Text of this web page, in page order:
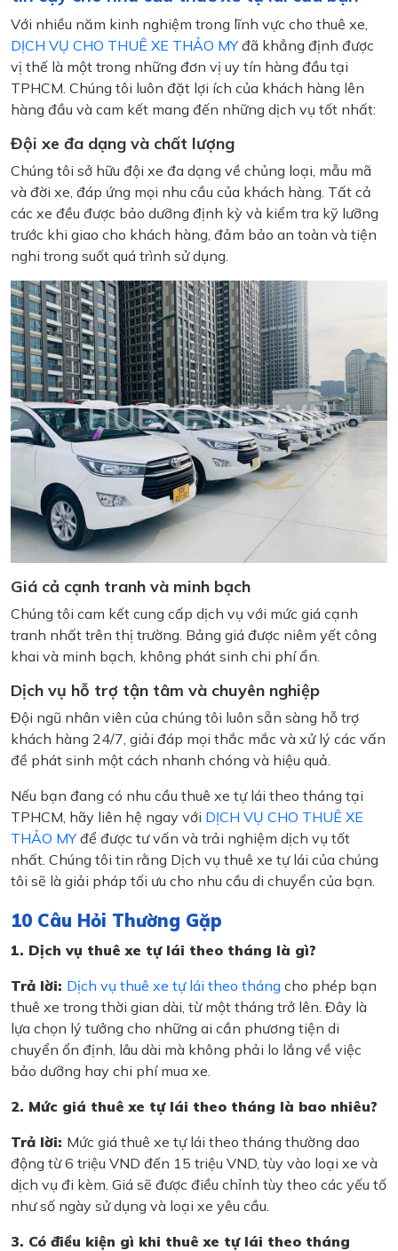
Với nhiều năm kinh nghiệm trong lĩnh vực cho thuê xe,
DỊCH VỤ CHO THUÊ XE THẢO MYđã khẳng định được
vị thế là một trong những đơn vị uy tín hàng đầu tại
TPHCM. Chúng tôi luôn đặt lợi ích của khách hàng lên
hàng đầu và cam kết mang đến những dịch vụ tốt nhất:
Đội xe đa dạng và chất lượng
Chúng tôi sở hữu đội xe đa dạng về chủng loại, mẫu mã
và đời xe, đáp ứng mọi nhu cầu của khách hàng. Tất cả
các xe đều được bảo dưỡng định kỳ và kiểm tra kỹ lưỡng
trước khi giao cho khách hàng, đảm bảo an toàn và tiện
nghi trong suốt quá trình sử dụng.
Giá cả cạnh tranh và minh bạch
Chúng tôi cam kết cung cấp dịch vụ với mức giá cạnh
tranh nhất trên thị trường. Bảng giá được niêm yết công
khai và minh bạch, không phát sinh chi phí ẩn.
Dịch vụ hỗ trợ tận tâm và chuyên nghiệp
Đội ngũ nhân viên của chúng tôi luôn sẵn sàng hỗ trợ
khách hàng 24/7, giải đáp mọi thắc mắc và xử lý các vấn
đề phát sinh một cách nhanh chóng và hiệu quả.
Nếu bạn đang có nhu cầu thuê xe tự lái theo tháng tại
TPHCM, hãy liên hệ ngay với DỊCH VỤ CHO THUÊ XE
THẢO MYđể được tư vấn và trải nghiệm dịch vụ tốt
nhất. Chúng tôi tin rằng Dịch vụ thuê xe tự lái của chúng
tôi sẽ là giải pháp tối ưu cho nhu cầu di chuyển của bạn.
10 Câu Hỏi Thường Gặp
1. Dịch vụ thuê xe tự lái theo tháng là gì?
Trả lời: Dịch vụ thuê xe tự lái theo tháng cho phép bạn
thuê xe trong thời gian dài, từ một tháng trở lên. Đây là
lựa chọn lý tưởng cho những ai cần phương tiện di
chuyển ổn định, lâu dài mà không phải lo lắng về việc
bảo dưỡng hay chi phí mua xe.
2. Mức giá thuê xe tự lái theo tháng là bao nhiêu?
Trả lời: Mức giá thuê xe tự lái theo tháng thường dao
động từ 6 triệu VND đến 15 triệu VND, tùy vào loại xe và
dịch vụ đi kèm. Giá sẽ được điều chỉnh tùy theo các yếu tố
như số ngày sử dụng và loại xe yêu cầu.
3. Có điều kiện gì khi thuê xe tự lái theo tháng